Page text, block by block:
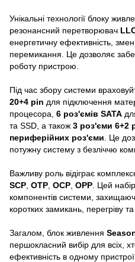
Унікальні технології блоку
резонансний перетворювач
енергетичну ефективність,
перемикання. Це дозволяє
роботу пристрою.
Під час збору системи
20+4 pin для підключення
процесора, 6 роз'ємів SATA
та SSD, а також 3 роз'єми 6+2
периферійних роз'єми . Це
потужну систему з безліччю
Важливу роль відіграє
SCP OTP OCP OPP . Цей
компонентів системи,
коротких замикань, перегріву
Загалом, блок живлення
першокласний вибір для всіх,
ефективність в одному